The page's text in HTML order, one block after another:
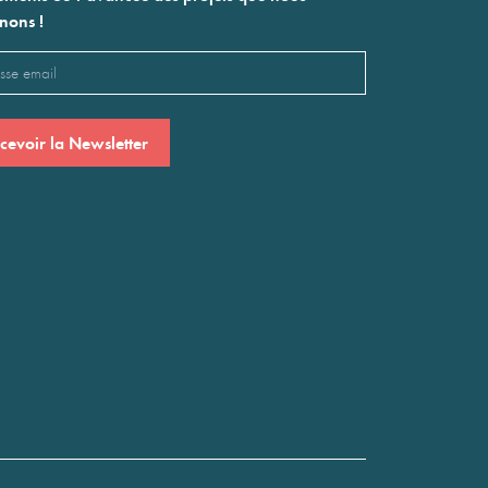
!